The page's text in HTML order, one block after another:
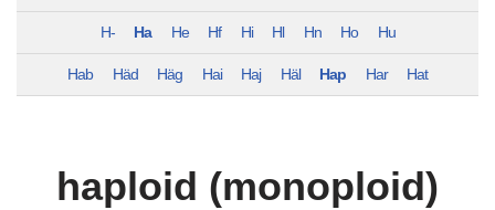
H- Ha He Hf Hi Hl Hn Ho Hu
Hab Häd Häg Hai Haj Häl Hap Har Hat
haploid (monoploid)